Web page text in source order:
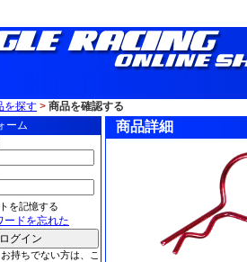
を探す > 商品を確認する
ーム
を記憶する
ードを忘れた
持ちでない方は、こ
商品詳細